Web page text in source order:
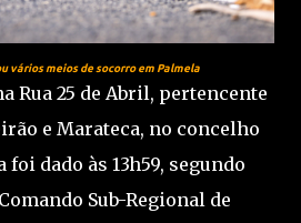
vários meios de socorro em Palmela
Rua 25 de Abril, pertencente
e Marateca, no concelho
foi dado às 13h59, segundo
Sub-Regional de